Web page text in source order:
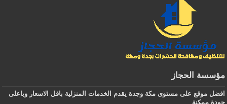
مؤسسة الحجاز
افضل موقع على مستوى مكة وجدة يقدم الخدمات المنزلية باقل الاسعار وباعلى
جودة ممكنة